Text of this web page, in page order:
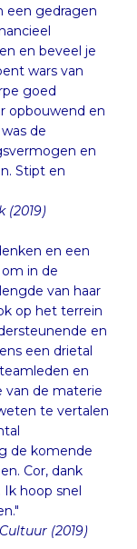
een gedragen
en beveel je
wars van
goed
opbouwend en
de
en
Stipt en
(2019)
en een
in de
van haar
op het terrein
en
een drietal
en
van de materie
te vertalen
de komende
Cor, dank
hoop snel
(2019)